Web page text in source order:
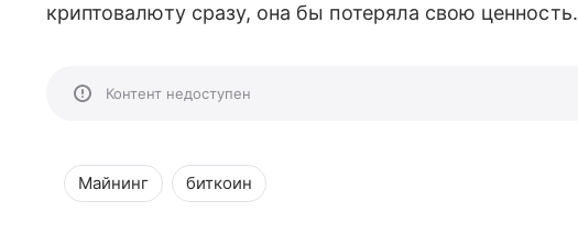
криптовалюту сразу, она бы потеряла свою ценность.
Контент недоступен
Майнинг биткоин